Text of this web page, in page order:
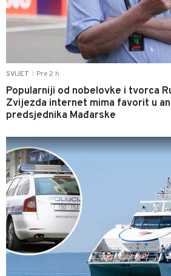
SVIJET Pre 2 h
Popularniji od nobelovke i tvorca
Zvijezda internet mima favorit u
predsjednika Mađarske